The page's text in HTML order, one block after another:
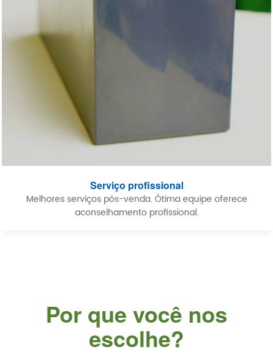
Serviço profissional
Melhores serviços pós-venda. Ótima equipe oferece
aconselhamento profissional.
Por que você nos
escolhe?